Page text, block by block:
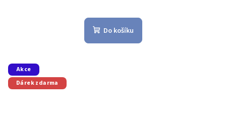
Do košíku
Akce
Dárek zdarma